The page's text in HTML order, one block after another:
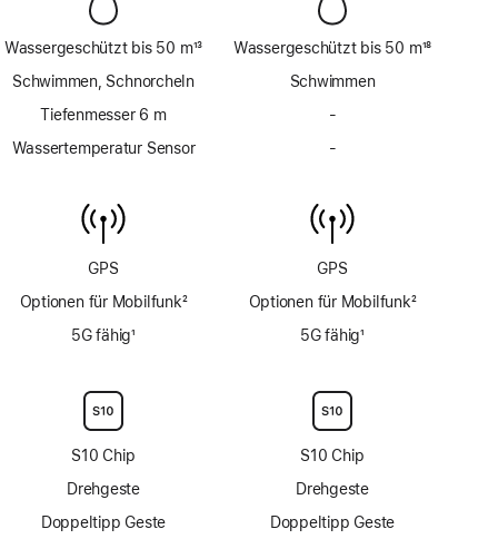
Wassergeschützt bis 50 m13
Schwimmen, Schnorcheln
Tiefenmesser 6 m
Wassertemperatur Sensor
GPS
Optionen für Mobilfunk2
5G fähig1
S10 Chip
Drehgeste
Doppeltipp Geste
Wassergeschützt bis 50 m18
Schwimmen
-
-
GPS
Optionen für Mobilfunk2
5G fähig1
S10 Chip
Drehgeste
Doppeltipp Geste